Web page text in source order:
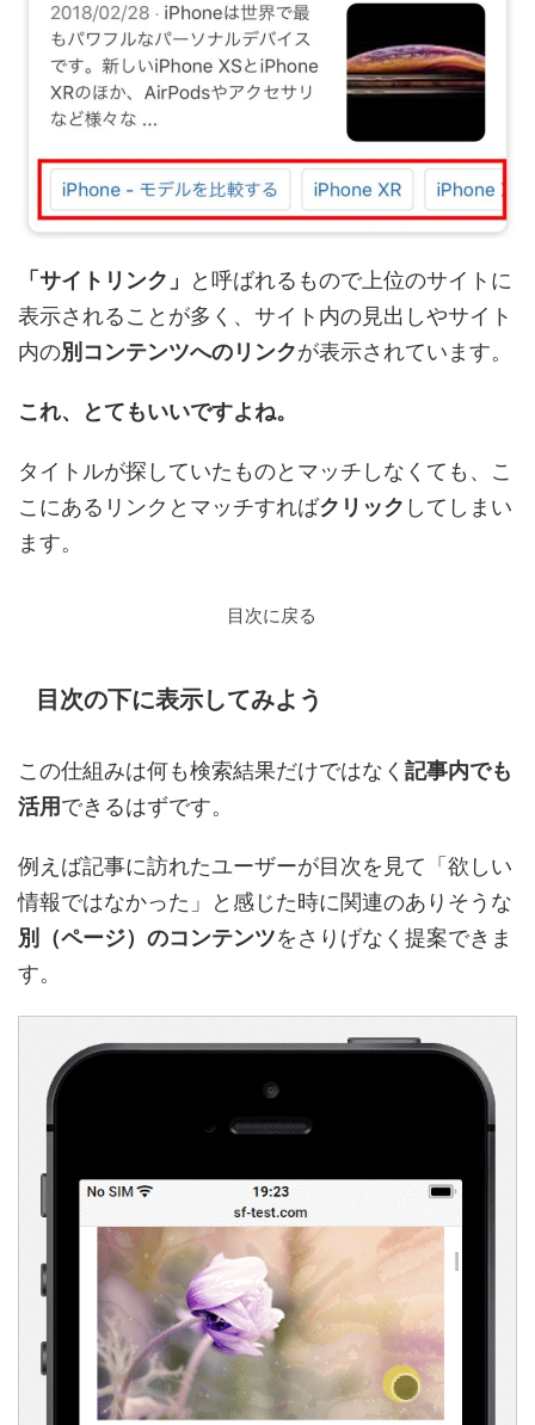
「サイトリンク」
と呼ばれるもので上位のサイトに
表示されることが多く、サイト内の見出しやサイト
内の別コンテンツへのリンクが表示されています。
これ、とてもいいですよね。
タイトルが探していたものとマッチしなくても、こ
こにあるリンクとマッチすればクリック してしまい
ます。
目次に戻る
目次の下に表示してみよう
この仕組みは何も検索結果だけではなく 記事内でも
活用できるはずです。
例えば記事に訪れたユーザーが目次を見て「欲しい
情報ではなかった」と感じた時に関連のありそうな
別（ページ）のコンテンツをさりげなく提案できま
す。